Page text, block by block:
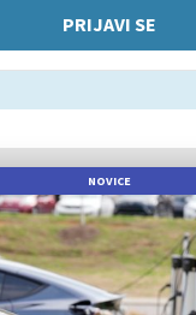
PRIJAVI SE
NOVICE